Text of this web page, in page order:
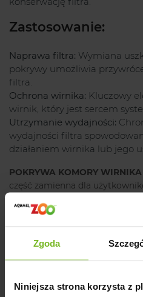
Zgoda
Niniejsza strona korzysta z
Zastosowanie:
Naprawa filtra: Wymiana
pokrywy umożliwia
filtra.
Ochrona wirnika: Kluczowy
wirnik, który jest sercem
Utrzymanie wydajności:
wydajności filtra
działaniem wirnika lub jego
POKRYWA KOMORY
część zamienna dla
skuteczności filtracji. Produkt
Ostrzeżenie:
stanowić zagrożenie.